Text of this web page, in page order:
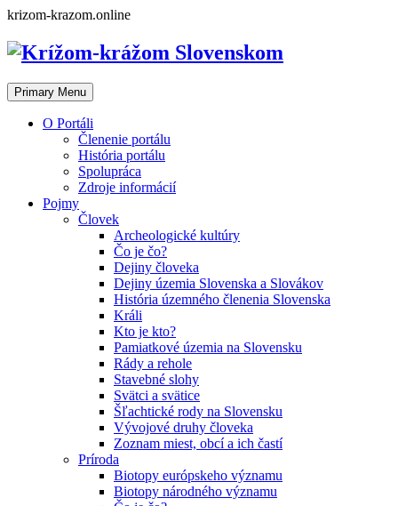
Skip
content
krizom-krazom.online
Primary Menu
O Portáli
Členenie portálu
História portálu
Spolupráca
Zdroje informácií
Pojmy
Človek
Archeologické kultúry
Čo je čo?
Dejiny človeka
Dejiny územia Slovenska a Slovákov
História územného členenia Slovenska
Králi
Kto je kto?
Pamiatkové územia na Slovensku
Rády a rehole
Stavebné slohy
Svätci a svätice
Šľachtické rody na Slovensku
Vývojové druhy človeka
Zoznam miest, obcí a ich častí
Príroda
Biotopy európskeho významu
Biotopy národného významu